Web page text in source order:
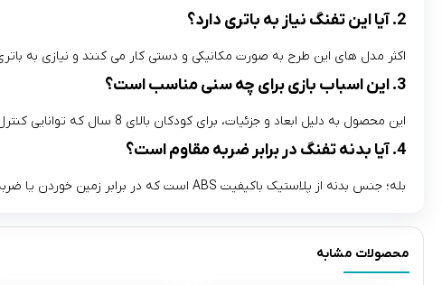
2. آیا این تفنگ نیاز به باتری دارد؟
اکثر مدل‌ های این طرح به صورت مکانیکی و دستی کار می‌ کنند و نیازی به
3. این اسباب‌ بازی برای چه سنی مناسب است؟
این محصول به دلیل ابعاد و جزئیات، برای کودکان بالای 8 سال که توانایی کنترل و بازی‌ های هیجانی را دارند، بسیار مناسب و جذاب است.
4. آیا بدنه تفنگ در برابر ضربه مقاوم است؟
بله؛ جنس بدنه از پلاستیک باکیفیت ABS است که در برابر زمین خوردن یا ضربه‌ های معمول حین بازی بسیار مقاوم طراحی شده است.
محصولات مشابه